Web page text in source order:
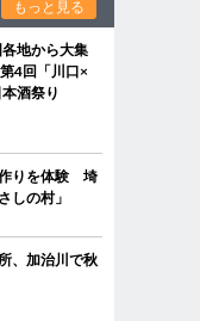
もっと見る
地から大集
4回「川口×
酒祭り
作りを体験 埼
しの村」
、加治川で秋